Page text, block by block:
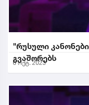
"რუსული
გვაშორებს
6 ოქტ. 2023